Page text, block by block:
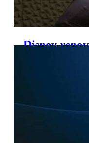
Disney
narradora